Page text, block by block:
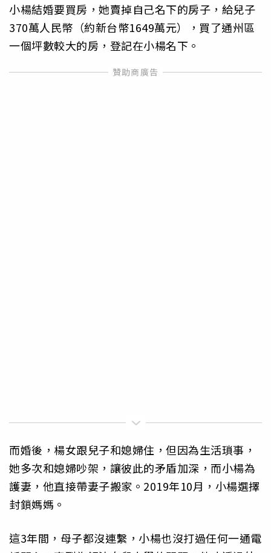
小楊結婚要買房，她賣掉自己名下的房子，給兒子
370萬人民幣（約新台幣1649萬元），買了通州區
一個坪數較大的房，登記在小楊名下。
而婚後，楊女跟兒子和媳婦住，但因為生活瑣事，
她多次和媳婦吵架，讓彼此的矛盾加深，而小楊為
護妻，他直接帶妻子搬家。2019年10月，小楊選擇
封鎖媽媽。
這3年間，母子都沒連繫，小楊也沒打過任何一通電